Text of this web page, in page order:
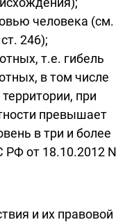
человека (см.
246);
т.е. гибель
в том числе
при
превышает
в три и более
РФ от 18.10.2012 N
и их правовой